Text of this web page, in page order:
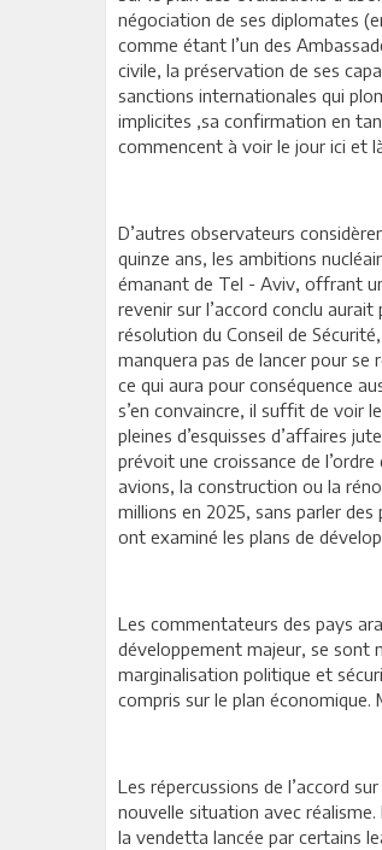
négociation de ses diplomates
comme étant l’un des
civile, la préservation de ses
sanctions internationales qui
implicites ,sa confirmation en
commencent à voir le jour ici et
D’autres observateurs
quinze ans, les ambitions
émanant de Tel - Aviv, offrant
revenir sur l’accord conclu
résolution du Conseil de
manquera pas de lancer pour se
ce qui aura pour conséquence
s’en convaincre, il suffit de voir
pleines d’esquisses d’affaires
prévoit une croissance de
avions, la construction ou la
millions en 2025, sans parler
ont examiné les plans de
Les commentateurs des pays
développement majeur, se sont
marginalisation politique et
compris sur le plan
Les répercussions de l’accord
nouvelle situation avec
la vendetta lancée par certains